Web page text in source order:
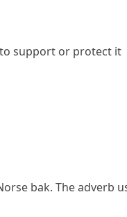
support or protect it
bak. The adverb